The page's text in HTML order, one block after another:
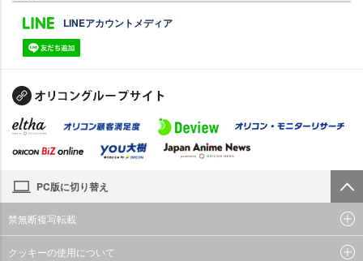
LINEアカウントメディア
PC版に切り替え
禁無断複写転載
クッキーの使用について